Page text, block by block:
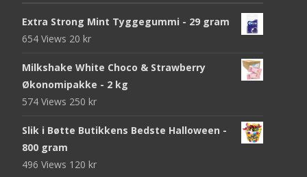
Extra Strong Mint Tyggegummi - 29 gram
654 Views 20 kr
Milkshake White Choco & Strawberry
Økonomipakke - 2 kg
574 Views 250 kr
Slik i Bøtte Butikkens Bedste Halloween -
800 gram
496 Views 120 kr